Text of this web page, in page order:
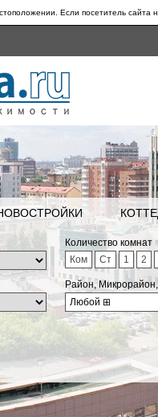
Если посетитель сайта
Количество комнат
Ком
Ст 1 2
Район,
Любой ⊞